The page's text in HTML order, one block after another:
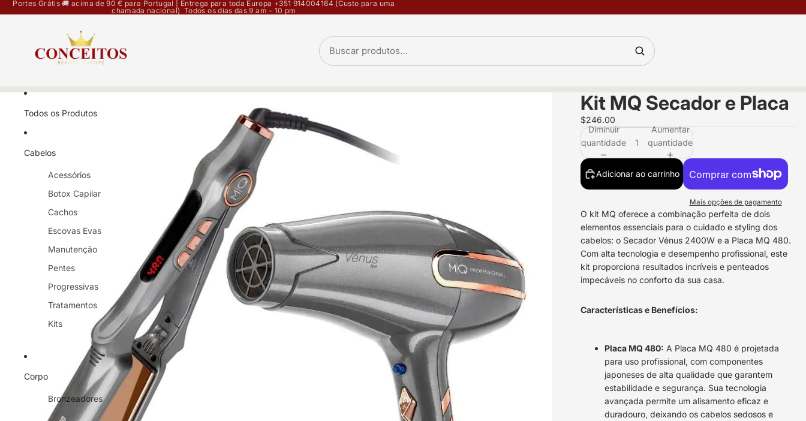
Portes Grátis 🚚 acima de 90 € para Portugal | Entrega para toda Europa +351 914004164 (Custo para uma
chamada nacional) Todos os dias das 9 am - 10 pm
Todos os Produtos
Cabelos
Acessórios
Botox Capilar
Cachos
Escovas Evas
Manutenção
Pentes
Progressivas
Tratamentos
Kits
Corpo
Bronzeadores
Kit MQ Secador e Placa
$246.00
Diminuir
quantidade
Aumentar
quantidade
Adicionar ao carrinho
Mais opções de pagamento
O kit MQ oferece a combinação perfeita de dois
elementos essenciais para o cuidado e styling dos
cabelos: o Secador Vénus 2400W e a Placa MQ 480.
Com alta tecnologia e desempenho profissional, este
kit proporciona resultados incríveis e penteados
impecáveis no conforto da sua casa.
Características e Benefícios:
Placa MQ 480: A Placa MQ 480 é projetada
para uso profissional, com componentes
japoneses de alta qualidade que garantem
estabilidade e segurança. Sua tecnologia
avançada permite um alisamento eficaz e
duradouro, deixando os cabelos sedosos e